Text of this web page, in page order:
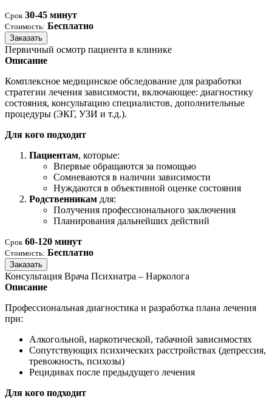
Срок 30-45 минут
Стоимость: Бесплатно
Заказать
Первичный осмотр пациента в клинике
Описание
Комплексное медицинское обследование для разработки
стратегии лечения зависимости, включающее: диагностику
состояния, консультацию специалистов, дополнительные
процедуры (ЭКГ, УЗИ и т.д.).
Для кого подходит
Пациентам, которые:
Впервые обращаются за помощью
Сомневаются в наличии зависимости
Нуждаются в объективной оценке состояния
Родственникам для:
Получения профессионального заключения
Планирования дальнейших действий
Срок 60-120 минут
Стоимость: Бесплатно
Заказать
Консультация Врача Психиатра – Нарколога
Описание
Профессиональная диагностика и разработка плана лечения
при:
Алкогольной, наркотической, табачной зависимостях
Сопутствующих психических расстройствах (депрессия,
тревожность, психозы)
Рецидивах после предыдущего лечения
Для кого подходит